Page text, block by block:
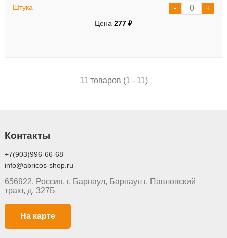
Штука
Цена 277 ₽
11 товаров (1 - 11)
Контакты
+7(903)996-66-68
info@abricos-shop.ru
656922, Россия, г. Барнаул, Барнаул г, Павловский
тракт, д. 327Б
На карте